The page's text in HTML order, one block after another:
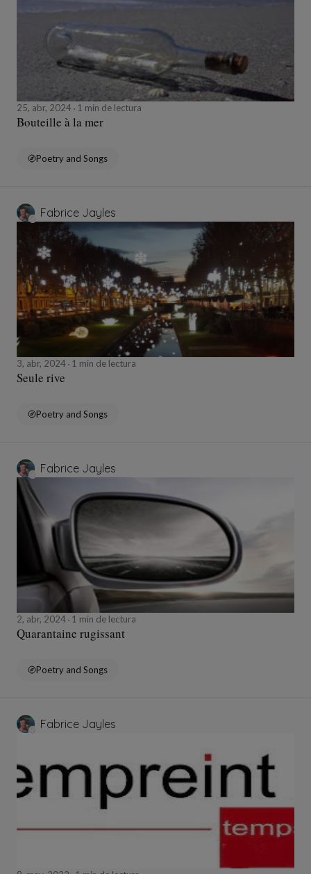
25, abr, 2024 1 min de lectura
Bouteille à la mer
Poetry and Songs
Fabrice Jayles
3, abr, 2024 1 min de lectura
Seule rive
Poetry and Songs
Fabrice Jayles
2, abr, 2024 1 min de lectura
Quarantaine rugissant
Poetry and Songs
Fabrice Jayles